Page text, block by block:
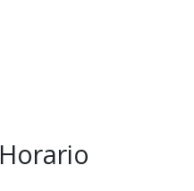
Horario